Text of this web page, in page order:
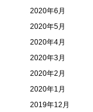
2020年6月
2020年5月
2020年4月
2020年3月
2020年2月
2020年1月
2019年12月